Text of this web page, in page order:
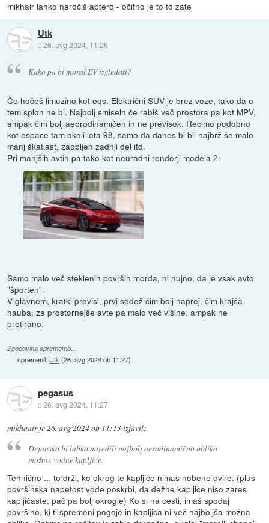
mikhair lahko naročiš aptero - očitno je to to zate
Utk
::26. avg 2024, 11:26
Kako pa bi moral EV izgledati?
Če hočeš limuzino kot eqs. Električni SUV je brez veze, tako da o
tem sploh ne bi. Najbolj smiseln če rabiš več prostora pa kot MPV,
ampak čim bolj aeorodinamičen in ne previsok. Recimo podobno
kot espace tam okoli leta 98, samo da danes bi bil najbrž še malo
manj škatlast, zaobljen zadnji del itd.
Pri manjših avtih pa tako kot neuradni renderji modela 2:
Samo malo več steklenih površin morda, ni nujno, da je vsak avto
"športen".
V glavnem, kratki previsi, prvi sedež čim bolj naprej, čim krajša
hauba, za prostornejše avte pa malo več višine, ampak ne
pretirano.
Zgodovina sprememb…
spremenil: Utk(26. avg 2024 ob 11:27)
pegasus
::26. avg 2024, 11:27
mikhaairje26. avg 2024 ob 11:13izjavil:
Dejansko bi lahko naredili najbolj aerodinamično obliko
možno, vodne kapljice.
Tehnično ... to drži, ko okrog te kapljice nimaš nobene ovire. (plus
površinska napetost vode poskrbi, da dežne kapljice niso zares
kapljičaste, pač pa bolj okrogle) Ko si na cesti, imaš spodaj
površino, ki ti spremeni pogoje in kapljica ni več najboljša možna